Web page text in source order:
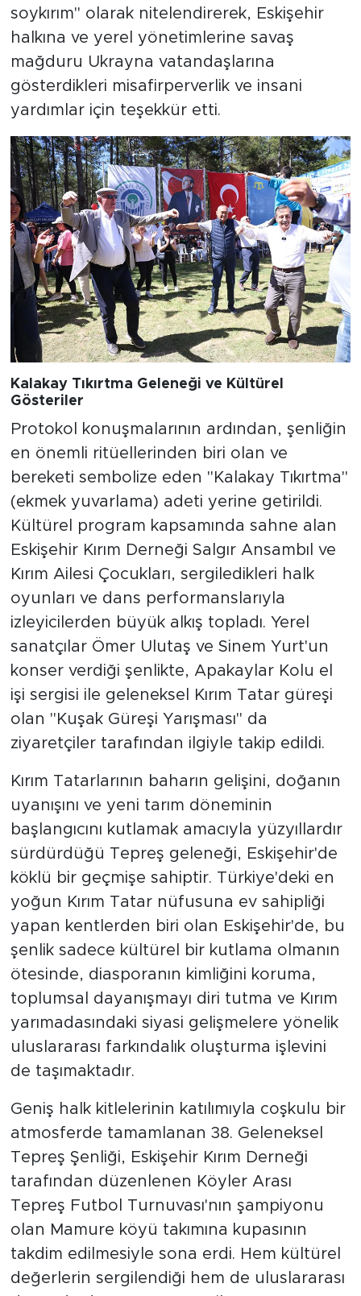
soykırım" olarak nitelendirerek, Eskişehir
halkına ve yerel yönetimlerine savaş
mağduru Ukrayna vatandaşlarına
gösterdikleri misafirperverlik ve insani
yardımlar için teşekkür etti.
Kalakay Tıkırtma Geleneği ve Kültürel
Gösteriler
Protokol konuşmalarının ardından, şenliğin
en önemli ritüellerinden biri olan ve
bereketi sembolize eden "Kalakay Tıkırtma"
(ekmek yuvarlama) adeti yerine getirildi.
Kültürel program kapsamında sahne alan
Eskişehir Kırım Derneği Salgır Ansambıl ve
Kırım Ailesi Çocukları, sergiledikleri halk
oyunları ve dans performanslarıyla
izleyicilerden büyük alkış topladı. Yerel
sanatçılar Ömer Ulutaş ve Sinem Yurt'un
konser verdiği şenlikte, Apakaylar Kolu el
işi sergisi ile geleneksel Kırım Tatar güreşi
olan "Kuşak Güreşi Yarışması" da
ziyaretçiler tarafından ilgiyle takip edildi.
Kırım Tatarlarının baharın gelişini, doğanın
uyanışını ve yeni tarım döneminin
başlangıcını kutlamak amacıyla yüzyıllardır
sürdürdüğü Tepreş geleneği, Eskişehir'de
köklü bir geçmişe sahiptir. Türkiye'deki en
yoğun Kırım Tatar nüfusuna ev sahipliği
yapan kentlerden biri olan Eskişehir'de, bu
şenlik sadece kültürel bir kutlama olmanın
ötesinde, diasporanın kimliğini koruma,
toplumsal dayanışmayı diri tutma ve Kırım
yarımadasındaki siyasi gelişmelere yönelik
uluslararası farkındalık oluşturma işlevini
de taşımaktadır.
Geniş halk kitlelerinin katılımıyla coşkulu bir
atmosferde tamamlanan 38. Geleneksel
Tepreş Şenliği, Eskişehir Kırım Derneği
tarafından düzenlenen Köyler Arası
Tepreş Futbol Turnuvası'nın şampiyonu
olan Mamure köyü takımına kupasının
takdim edilmesiyle sona erdi. Hem kültürel
değerlerin sergilendiği hem de uluslararası